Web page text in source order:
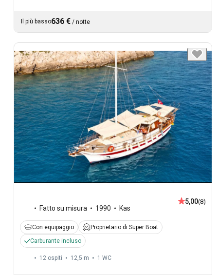
Il più basso636 € / notte
Fatto su misura 1990 Kas
5,00(8)
Con equipaggio
Proprietario di Super Boat
Carburante incluso
12 ospiti 12,5 m 1 WC